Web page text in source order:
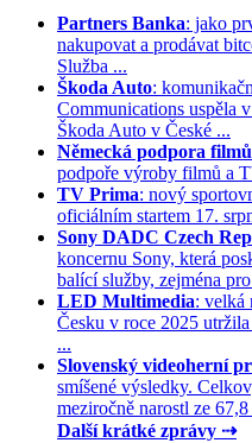
Partners Banka: jako
nakupovat a prodávat
Služba ...
Škoda Auto:
Communications uspěla
Škoda Auto v České ...
Německá podpora filmů
podpoře výroby filmů a
TV Prima: nový
oficiálním startem 17.
Sony DADC Czech
koncernu Sony, která
balící služby, zejména
LED Multimedia: velká
Česku v roce 2025
...
Slovenský videoherní
smíšené výsledky.
meziročně narostl ze 67,8
Další krátké zprávy ⇢